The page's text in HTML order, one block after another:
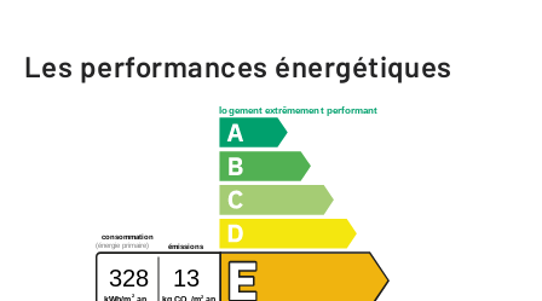
Les performances énergétiques
logement extrêmement performant
consommation
émissions
(énergie primaire)
328 13
kWh/m2.an kg CO /m2 .an